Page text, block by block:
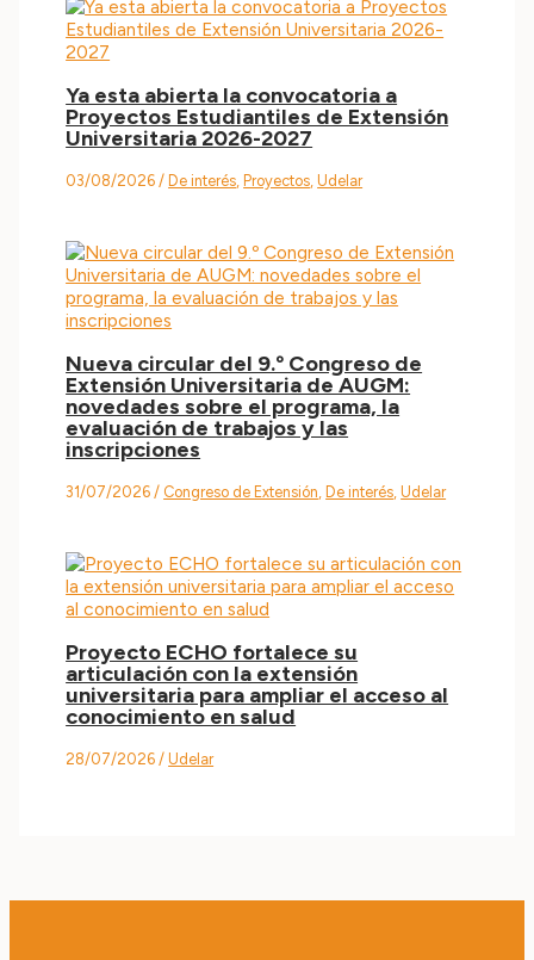
Ya esta abierta la convocatoria a
Proyectos Estudiantiles de Extensión
Universitaria 2026-2027
03/08/2026/ De interés, Proyectos,Udelar
Nueva circular del 9.º Congreso de
Extensión Universitaria de AUGM:
novedades sobre el programa, la
evaluación de trabajos y las
inscripciones
31/07/2026/ Congreso de Extensión, De interés,Udelar
Proyecto ECHO fortalece su
articulación con la extensión
universitaria para ampliar el acceso al
conocimiento en salud
28/07/2026/Udelar